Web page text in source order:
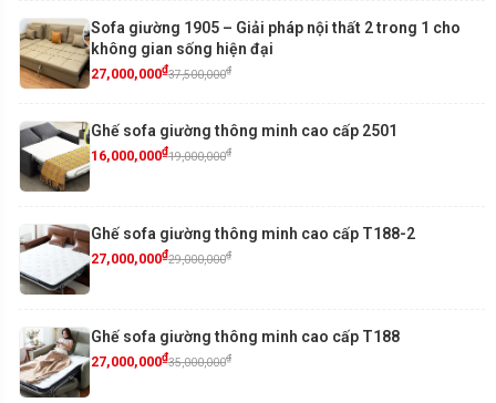
Sofa giường 1905 – Giải pháp nội thất 2 trong 1 cho
không gian sống hiện đại
27,000,000₫37,500,000₫
Ghế sofa giường thông minh cao cấp 2501
16,000,000₫19,000,000₫
Ghế sofa giường thông minh cao cấp T188-2
27,000,000₫29,000,000₫
Ghế sofa giường thông minh cao cấp T188
27,000,000₫35,000,000₫